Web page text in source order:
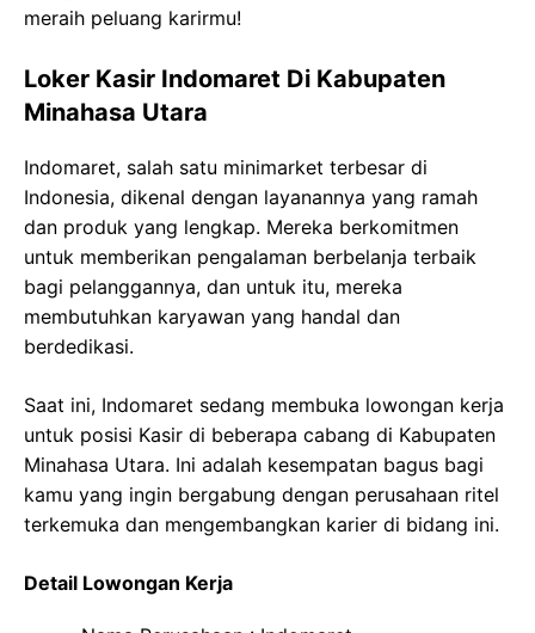
meraih peluang karirmu!
Loker Kasir Indomaret Di Kabupaten
Minahasa Utara
Indomaret, salah satu minimarket terbesar di
Indonesia, dikenal dengan layanannya yang ramah
dan produk yang lengkap. Mereka berkomitmen
untuk memberikan pengalaman berbelanja terbaik
bagi pelanggannya, dan untuk itu, mereka
membutuhkan karyawan yang handal dan
berdedikasi.
Saat ini, Indomaret sedang membuka lowongan kerja
untuk posisi Kasir di beberapa cabang di Kabupaten
Minahasa Utara. Ini adalah kesempatan bagus bagi
kamu yang ingin bergabung dengan perusahaan ritel
terkemuka dan mengembangkan karier di bidang ini.
Detail Lowongan Kerja